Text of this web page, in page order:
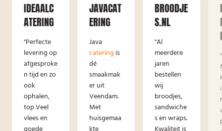
IDEAALC
ATERING
"Perfecte
levering op
afgesproke
n tijd en zo
ook
ophalen,
top Veel
vlees en
JAVACAT
ERING
Java
catering is
dé
smaakmak
er uit
Veendam.
Met
huisgemaa
BROODJE
S.NL
"Al
meerdere
jaren
bestellen
wij
broodjes,
sandwiche
s en wraps.